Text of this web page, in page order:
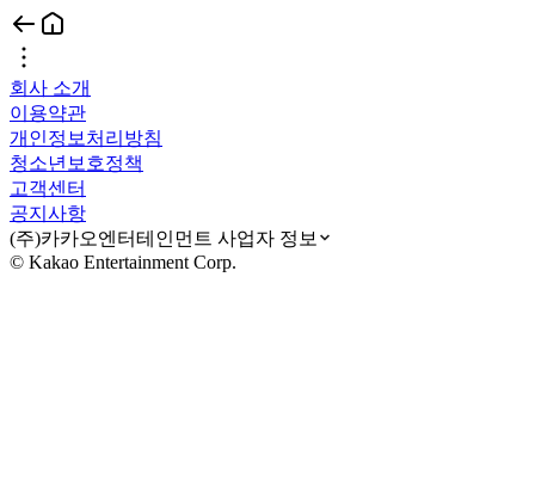
회사 소개
이용약관
개인정보처리방침
청소년보호정책
고객센터
공지사항
(주)카카오엔터테인먼트 사업자 정보
© Kakao Entertainment Corp.